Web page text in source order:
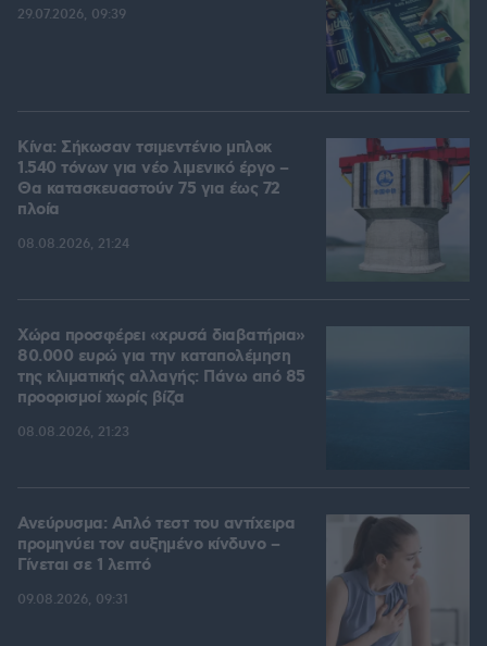
29.07.2026, 09:39
Κίνα: Σήκωσαν τσιμεντένιο μπλοκ
1.540 τόνων για νέο λιμενικό έργο –
Θα κατασκευαστούν 75 για έως 72
πλοία
08.08.2026, 21:24
Χώρα προσφέρει «χρυσά διαβατήρια»
80.000 ευρώ για την καταπολέμηση
της κλιματικής αλλαγής: Πάνω από 85
προορισμοί χωρίς βίζα
08.08.2026, 21:23
Ανεύρυσμα: Απλό τεστ του αντίχειρα
προμηνύει τον αυξημένο κίνδυνο –
Γίνεται σε 1 λεπτό
09.08.2026, 09:31